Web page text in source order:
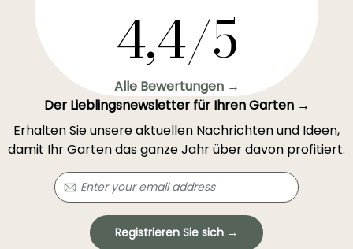
4,4/5
Alle Bewertungen →
Der Lieblingsnewsletter für Ihren Garten →
Erhalten Sie unsere aktuellen Nachrichten und Ideen,
damit Ihr Garten das ganze Jahr über davon profitiert.
Registrieren Sie sich →